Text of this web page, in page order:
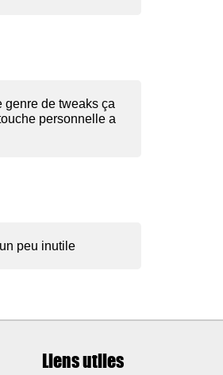
genre de tweaks ça
personnelle a
peu inutile
Liens utiles